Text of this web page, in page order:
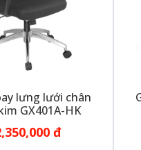
lưng lưới chân
GX401A-HK
đ